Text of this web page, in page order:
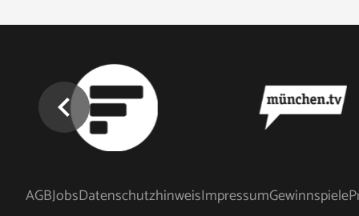
chevron_left
AGBJobsDatenschutzhinweisImpressumGewinnspiele